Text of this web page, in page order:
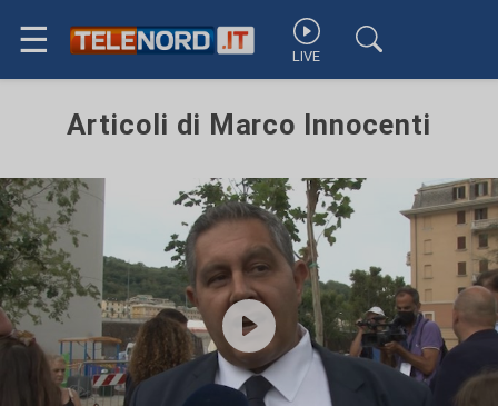
☰ LIVE
Articoli di Marco Innocenti